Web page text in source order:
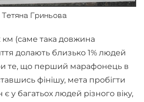
Тетяна Гриньова
км (саме така довжина
долають близько 1% людей
те, що перший марафонець в
фінішу, мета пробігти
у багатьох людей різного віку,